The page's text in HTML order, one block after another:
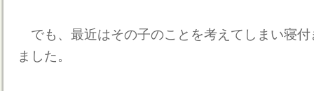
でも、最近はその子のことを考えてしまい寝
ました。